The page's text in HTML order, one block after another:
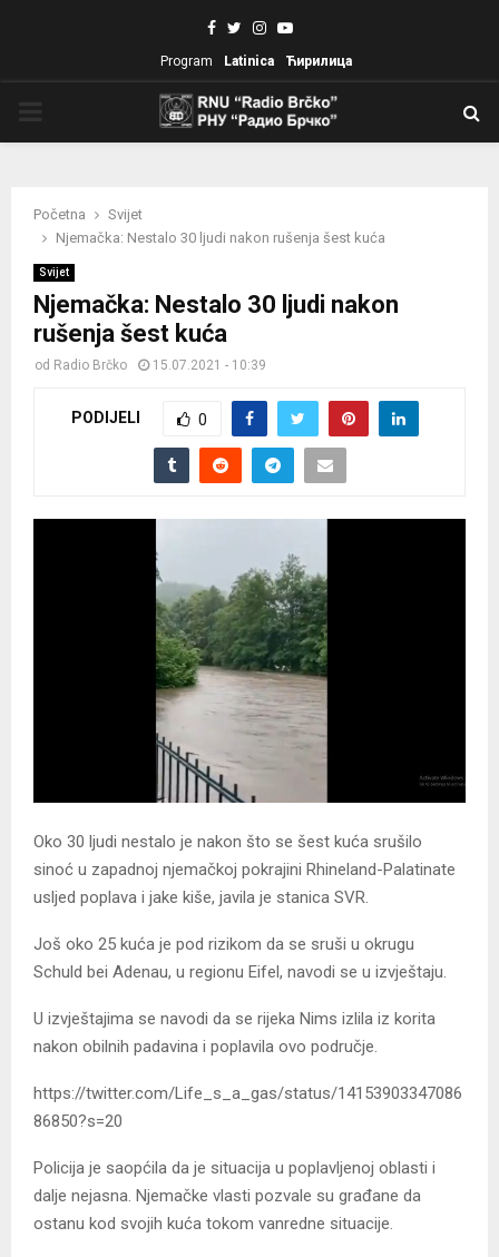
Facebook
TwitterInstagram
Youtube
Program Latinica Ћирилица
Početna
Svijet
Njemačka: Nestalo 30 ljudi nakon rušenja šest kuća
Svijet
Njemačka: Nestalo 30 ljudi nakon
rušenja šest kuća
od Radio Brčko 15.07.2021 - 10:39
PODIJELI 0
Oko 30 ljudi nestalo je nakon što se šest kuća srušilo
sinoć u zapadnoj njemačkoj pokrajini Rhineland-Palatinate
usljed poplava i jake kiše, javila je stanica SVR.
Još oko 25 kuća je pod rizikom da se sruši u okrugu
Schuld bei Adenau, u regionu Eifel, navodi se u izvještaju.
U izvještajima se navodi da se rijeka Nims izlila iz korita
nakon obilnih padavina i poplavila ovo područje.
https://twitter.com/Life_s_a_gas/status/14153903347086
86850?s=20
Policija je saopćila da je situacija u poplavljenoj oblasti i
dalje nejasna. Njemačke vlasti pozvale su građane da
ostanu kod svojih kuća tokom vanredne situacije.